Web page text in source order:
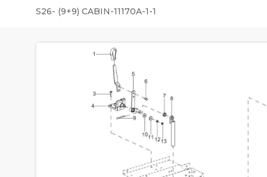
S26- (9+9) CABIN-11170A-1-1